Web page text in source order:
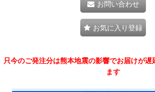
お問い合わせ
お気に入り登録
只今のご発注分は熊本地震の影響でお届けが
ます